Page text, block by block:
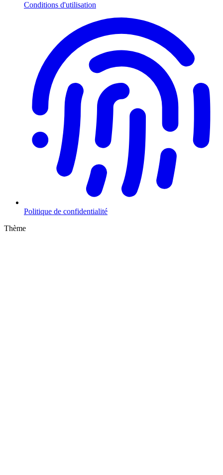
Conditions d'utilisation
Politique de confidentialité
Thème